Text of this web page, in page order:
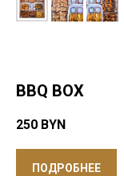
BBQ BOX
250 BYN
ПОДРОБНЕЕ